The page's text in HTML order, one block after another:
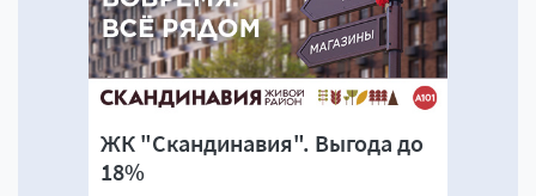
ЖК "Скандинавия". Выгода до
18%